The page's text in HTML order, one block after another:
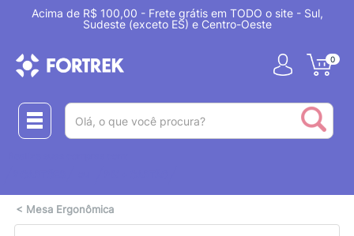
Acima de R$ 100,00 - Frete grátis em TODO o site - Sul,
Sudeste (exceto ES) e Centro-Oeste
0
< Mesa Ergonômica